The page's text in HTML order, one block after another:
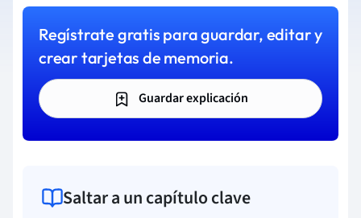
Regístrate gratis para guardar, editar y
crear tarjetas de memoria.
Guardar explicación
Saltar a un capítulo clave